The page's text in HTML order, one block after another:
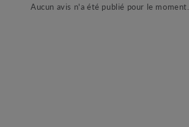
Aucun avis n'a été publié pour le moment.